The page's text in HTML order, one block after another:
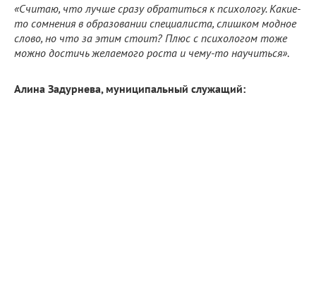
«Считаю, что лучше сразу обратиться к психологу. Какие-
то сомнения в образовании специалиста, слишком модное
слово, но что за этим стоит? Плюс с психологом тоже
можно достичь желаемого роста и чему-то научиться».
Алина Задурнева, муниципальный служащий: